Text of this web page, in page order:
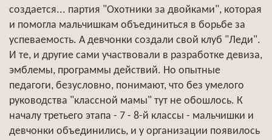
создается... партия "Охотники за двойками", которая
и помогла мальчишкам объединиться в борьбе за
успеваемость. А девчонки создали свой клуб "Леди".
И те, и другие сами участвовали в разработке девиза,
эмблемы, программы действий. Но опытные
педагоги, безусловно, понимают, что без умелого
руководства "классной мамы" тут не обошлось. К
началу третьего этапа - 7 - 8-й классы - мальчишки и
девчонки объединились, и у организации появилось